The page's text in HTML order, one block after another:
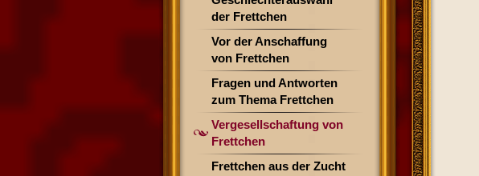
der Frettchen
Vor der Anschaffung
von Frettchen
Fragen und Antworten
zum Thema Frettchen
Vergesellschaftung von
Frettchen
Frettchen aus der Zucht